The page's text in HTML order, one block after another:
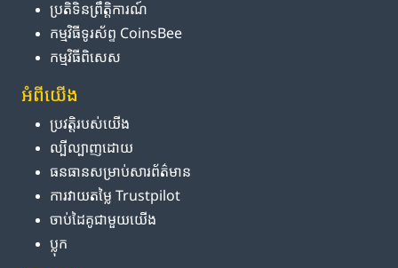
ប្រតិទិន​ព្រឹត្តិការណ៍
កម្មវិធី​ទូរស័ព្ទ CoinsBee
កម្មវិធីពិសេស
អំពី​យើង
ប្រវត្តិ​របស់​យើង
ល្បីល្បាញ​ដោយ
ធនធាន​សម្រាប់​សារព័ត៌មាន
ការ​វាយតម្លៃ Trustpilot
ចាប់ដៃគូ​ជាមួយ​យើង
ប្លុក